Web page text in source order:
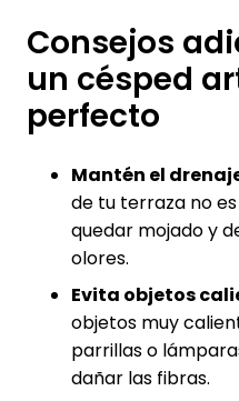
Consejos
un césped
perfecto
Mantén el
de tu terraza no
quedar mojado y
olores.
Evita objetos
objetos muy
parrillas o
dañar las fibras.